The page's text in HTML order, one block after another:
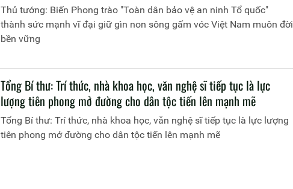
Thủ tướng: Biến Phong trào "Toàn dân bảo vệ an ninh Tổ quốc"
thành sức mạnh vĩ đại giữ gìn non sông gấm vóc Việt Nam muôn đời
bền vững
Tổng Bí thư: Trí thức, nhà khoa học, văn nghệ sĩ tiếp tục là lực
lượng tiên phong mở đường cho dân tộc tiến lên mạnh mẽ
Tổng Bí thư: Trí thức, nhà khoa học, văn nghệ sĩ tiếp tục là lực lượng
tiên phong mở đường cho dân tộc tiến lên mạnh mẽ